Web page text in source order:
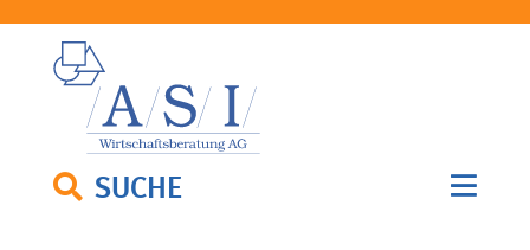
SUCHE